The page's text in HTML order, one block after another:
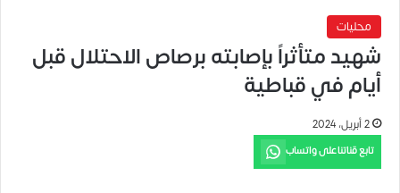
محليات
شهيد متأثراً بإصابته برصاص الاحتلال قبل
أيام في قباطية
2 أبريل، 2024
تابع قناتنا على واتساب